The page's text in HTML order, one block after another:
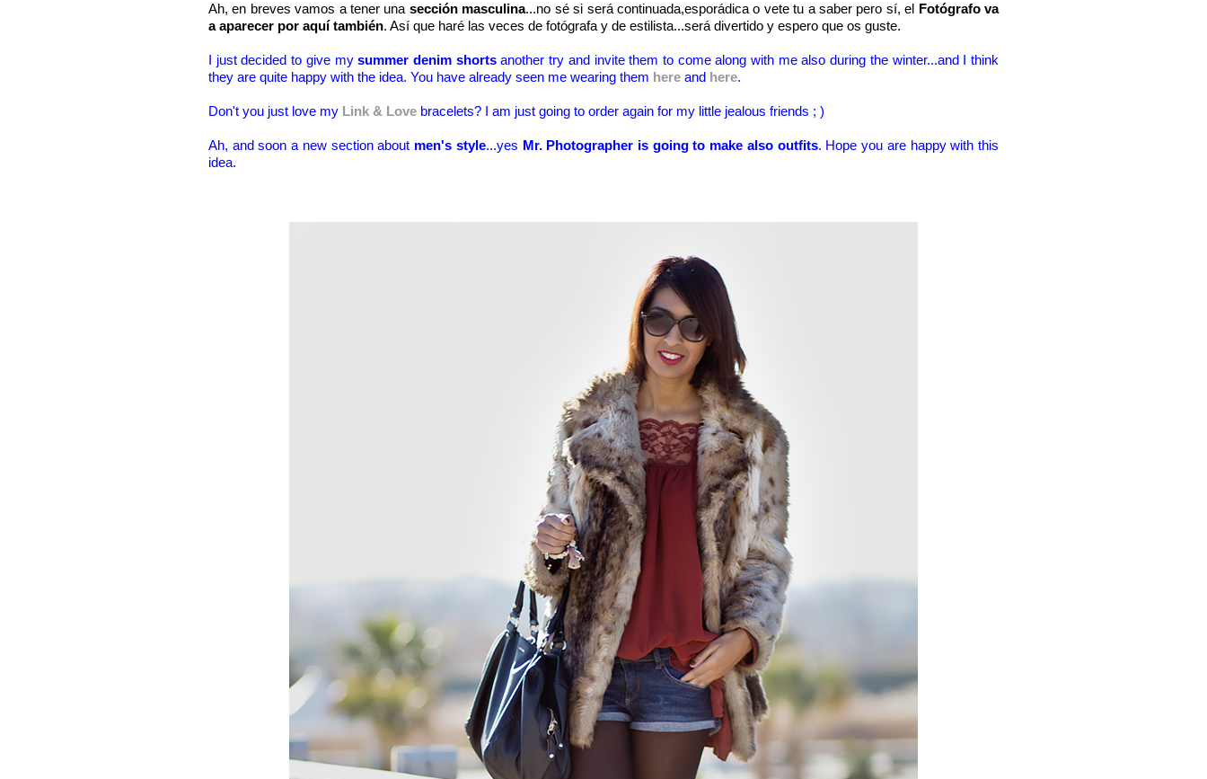
Ah, en breves vamos a tener una sección masculina...no sé si será continuada,esporádica o vete tu a saber pero sí, el Fotógrafo va
a aparecer por aquí también. Así que haré las veces de fotógrafa y de estilista...será divertido y espero que os guste.
I just decided to give mysummer denim shortsanother try and invite them to come along with me also during the winter...and I think
they are quite happy with the idea. You have already seen me wearing them here and here.
Don't you just love my Link & Love bracelets? I am just going to order again for my little jealous friends ; )
Ah, and soon a new section about men's style...yes Mr. Photographer is going to make also outfits. Hope you are happy with this
idea.